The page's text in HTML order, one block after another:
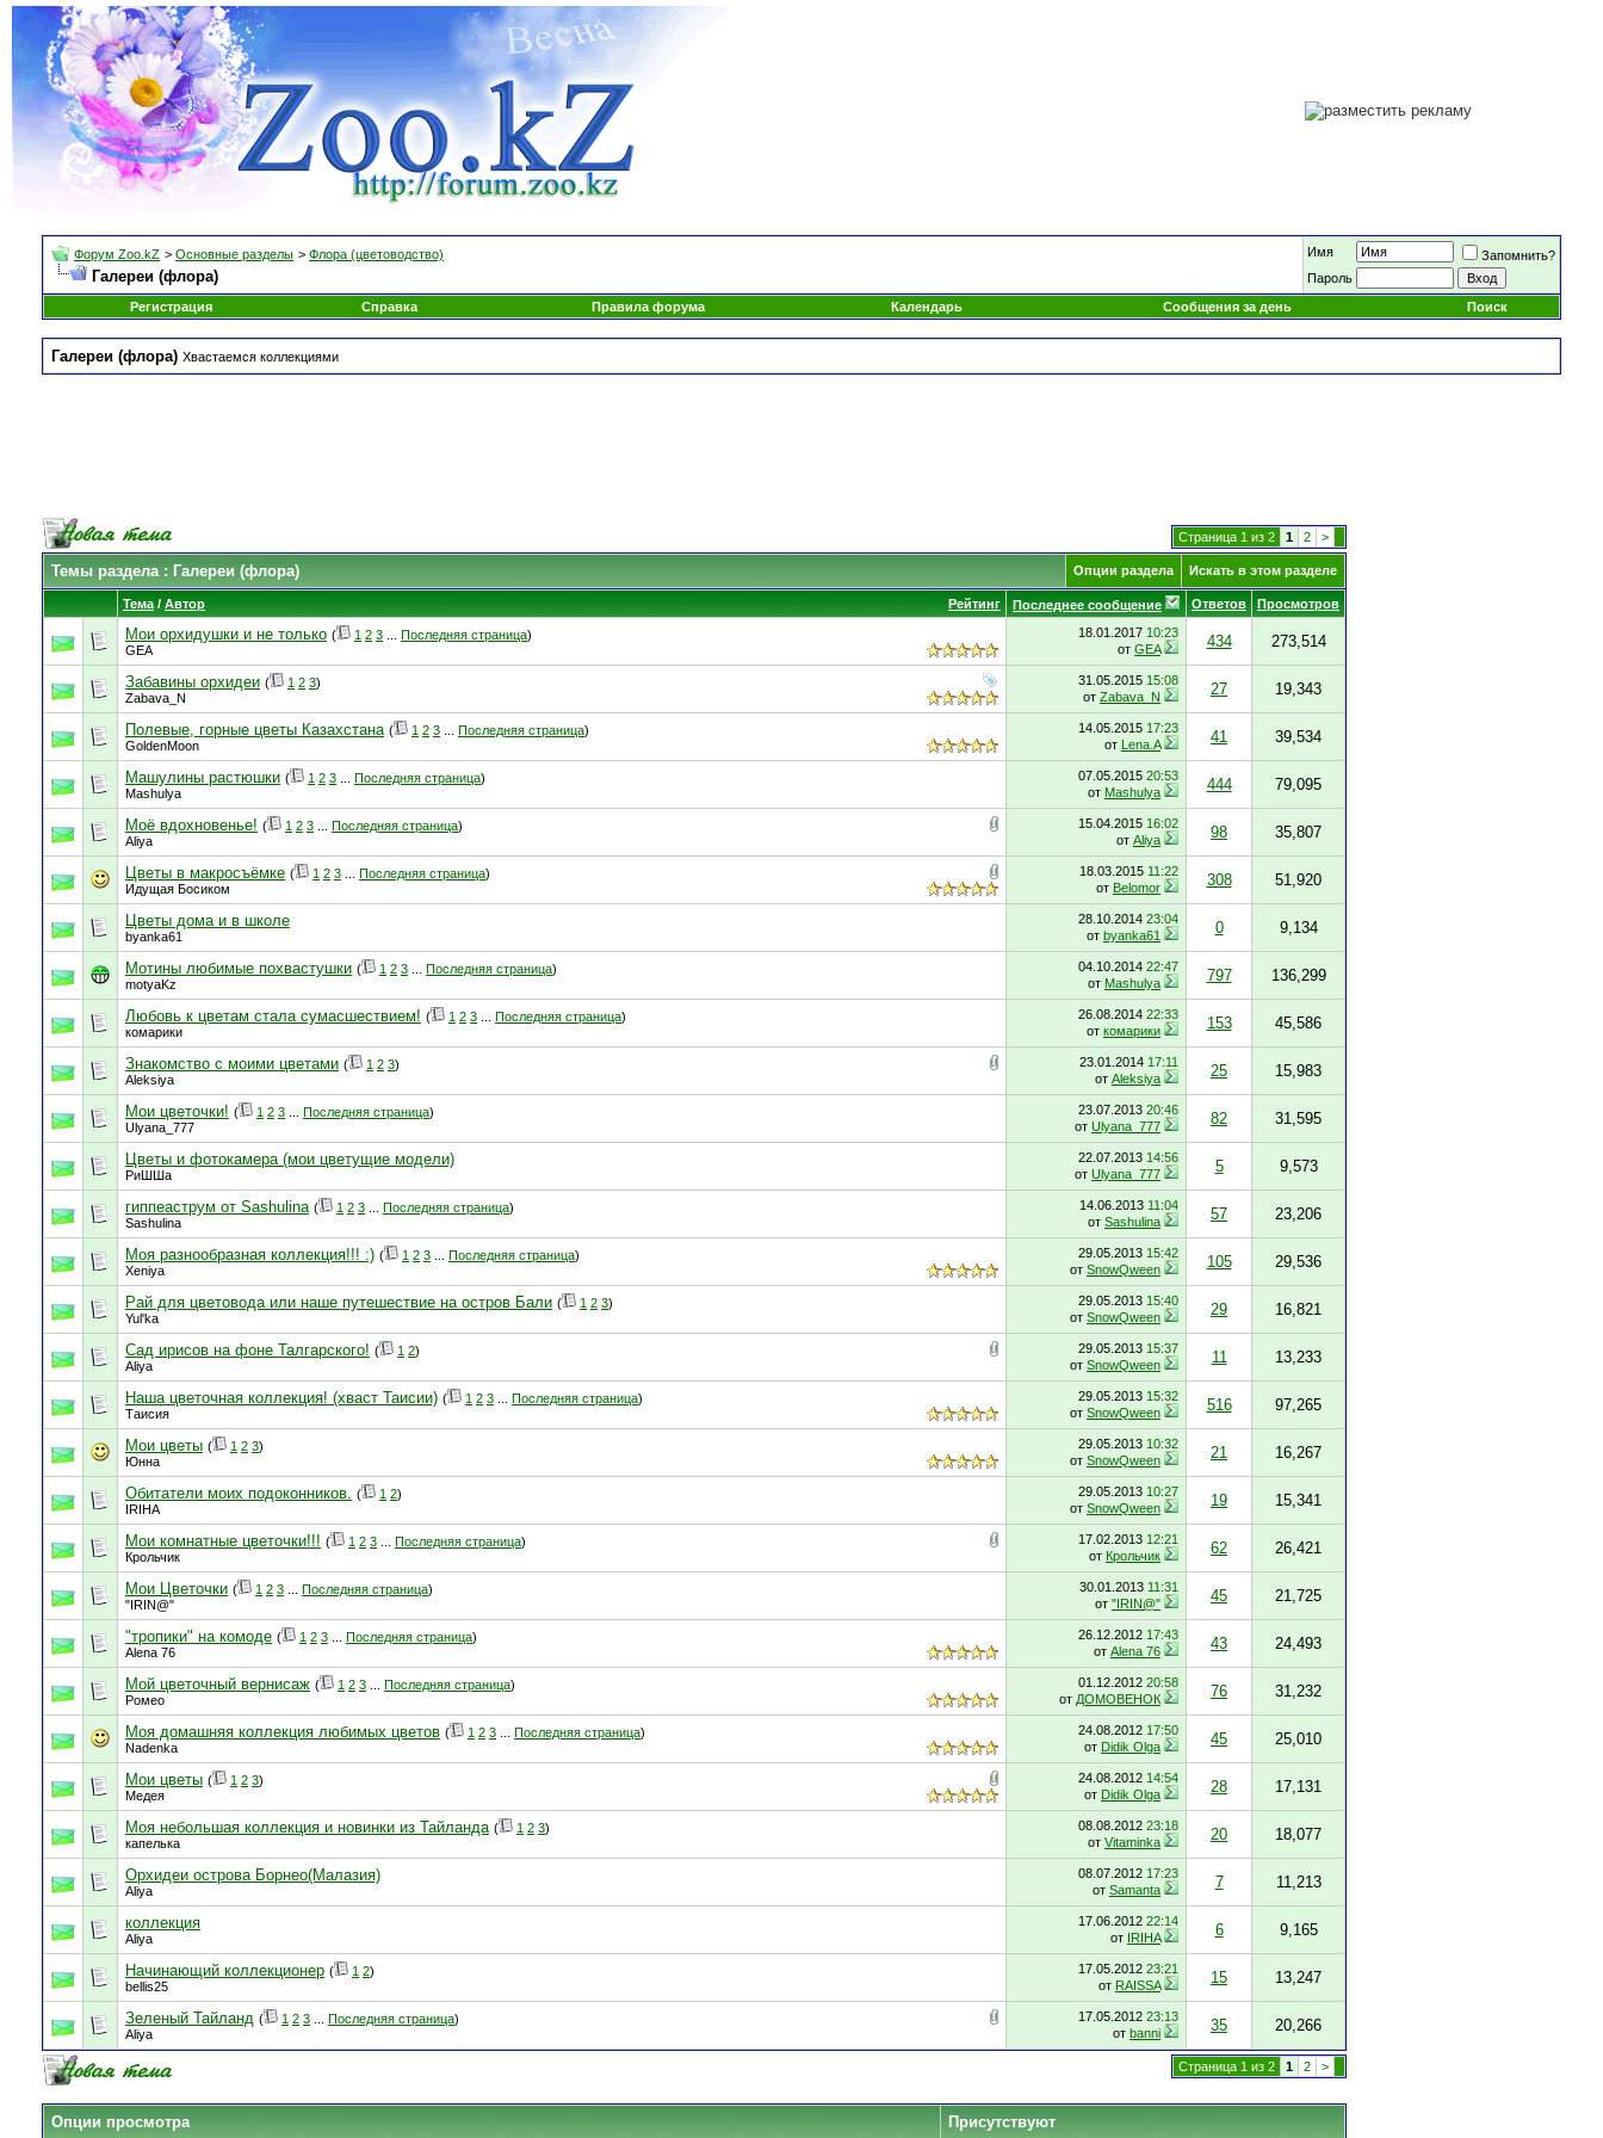
Форум Zoo.kZ > Основные разделы > Флора (цветоводство)
Галереи (флора)
Имя
Запомнить?
Пароль
Регистрация
Справка Правила форума Календарь Сообщения за день Поиск
Галереи (флора) Хвастаемся коллекциями
Страница 1 из 2 1 2 >
Темы раздела: Галереи (флора) Опции раздела Искать в этом разделе
Рейтинг
Тема / Автор Последнее сообщение Ответов Просмотров
Мои орхидушки и не только ( 1 2 3 Последняя страница)
GEA
18.01.2017 10:23
от GEA 434 273,514
Забавины орхидеи ( 1 2 3)
Zabava_N
31.05.2015 15:08
от Zabava_N 27 19,343
Полевые, горные цветы Казахстана ( 1 2 3 Последняя страница)
GoldenMoon
14.05.2015 17:23
от Lena.A 41 39,534
Машулины растюшки ( 1 2 3 Последняя страница)
Mashulya
07.05.2015 20:53
от Mashulya 444 79,095
Моё вдохновенье! ( 1 2 3 Последняя страница)
Aliya
15.04.2015 16:02
от Aliya 98 35,807
Цветы в макросъёмке ( 1 2 3 Последняя страница)
Идущая Босиком
18.03.2015 11:22
от Belomor 308 51,920
Цветы дома и в школе
byanka61
28.10.2014 23:04
от byanka61 0 9,134
Мотины любимые похвастушки ( 1 2 3 Последняя страница)
motyaKz
04.10.2014 22:47
от Mashulya 797 136,299
Любовь к цветам стала сумасшествием! ( 1 2 3 Последняя страница)
комарики
26.08.2014 22:33
от комарики 153 45,586
Знакомство с моими цветами ( 1 2 3)
Aleksiya
23.01.2014 17:11
от Aleksiya 25 15,983
Мои цветочки! ( 1 2 3 Последняя страница)
Ulyana_777
23.07.2013 20:46
от Ulyana_777 82 31,595
Цветы и фотокамера (мои цветущие модели)
РиШШа
22.07.2013 14:56
от Ulyana_777 5 9,573
гиппеаструм от Sashulina ( 1 2 3 Последняя страница)
Sashulina
14.06.2013 11:04
от Sashulina 57 23,206
Моя разнообразная коллекция!!! :) ( 1 2 3 Последняя страница)
Xeniya
29.05.2013 15:42
от SnowQween 105 29,536
Рай для цветовода или наше путешествие на остров Бали ( 1 2 3)
Yul'ka
29.05.2013 15:40
от SnowQween 29 16,821
Сад ирисов на фоне Талгарского! ( 1 2)
Aliya
29.05.2013 15:37
от SnowQween 11 13,233
Наша цветочная коллекция! (хваст Таисии) ( 1 2 3 Последняя страница)
Таисия
29.05.2013 15:32
от SnowQween 516 97,265
Мои цветы ( 1 2 3)
Юнна
29.05.2013 10:32
от SnowQween 21 16,267
Обитатели моих подоконников. ( 1 2)
IRIHA
29.05.2013 10:27
от SnowQween 19 15,341
Мои комнатные цветочки!!! ( 1 2 3 Последняя страница)
Крольчик
17.02.2013 12:21
от Крольчик 62 26,421
Мои Цветочки ( 1 2 3 Последняя страница)
"IRIN@"
30.01.2013 11:31
от "IRIN@" 45 21,725
"тропики" на комоде ( 1 2 3 Последняя страница)
Alena 76
26.12.2012 17:43
от Alena 76 43 24,493
Мой цветочный вернисаж ( 1 2 3 Последняя страница)
Ромео
01.12.2012 20:58
от ДОМОВЕНОК 76 31,232
Моя домашняя коллекция любимых цветов ( 1 2 3 Последняя страница)
Nadenka
24.08.2012 17:50
от Didik Olga 45 25,010
Мои цветы ( 1 2 3)
Медея
24.08.2012 14:54
от Didik Olga 28 17,131
Моя небольшая коллекция и новинки из Тайланда ( 1 2 3)
капелька
08.08.2012 23:18
от Vitaminka 20 18,077
Орхидеи острова Борнео(Малазия)
Aliya
08.07.2012 17:23
от Samanta 7 11,213
коллекция
Aliya
17.06.2012 22:14
от IRIHA 6 9,165
Начинающий коллекционер ( 1 2)
bellis25
17.05.2012 23:21
от RAISSA 15 13,247
Зеленый Тайланд ( 1 2 3 Последняя страница)
Aliya
17.05.2012 23:13
от banni 35 20,266
Страница 1 из 2 1 2 >
Опции просмотра Присутствуют